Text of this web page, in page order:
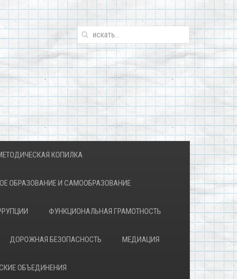
КОПИЛКА
ОБРАЗОВАНИЕ И САМООБРАЗОВАНИЕ
ФУНКЦИОНАЛЬНАЯ ГРАМОТНОСТЬ
ДОРОЖНАЯ БЕЗОПАСНОСТЬ МЕДИАЦИЯ
ОБЪЕДИНЕНИЯ